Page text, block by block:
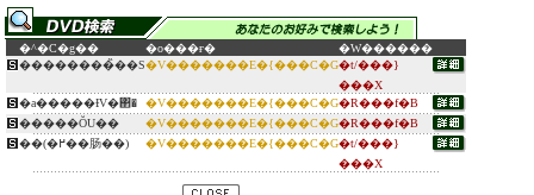
�^�C�g�� �o���ғ�
�W������
��������̏��S�V�������E�{���C�G�t/���}
���X
�a�����ƗV�΂�
�V�������E�{���C�G�R���f�B
�����ŎU��
�V�������E�{���C�G�R���f�B
��(�߂��肠��)
�V�������E�{���C�G�t/���}
���X